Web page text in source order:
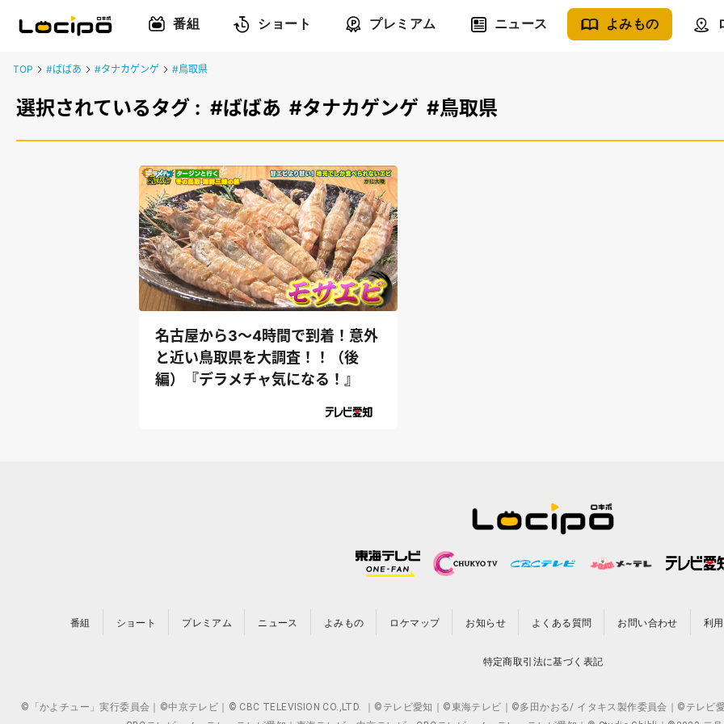
番組 ショート プレミアム ニュース よみもの
TOP #ばばあ #タナカゲンゲ #鳥取県
選択されているタグ : #ばばあ #タナカゲンゲ #鳥取県
名古屋から3～4時間で到着！意外
と近い鳥取県を大調査！！（後
編）『デラメチャ気になる！』
番組 ショート プレミアム ニュース よみもの ロケマップ お知らせ よくある質問 お問い合わせ 利
特定商取引法に基づく表記
©「かよチュー」実行委員会｜©中京テレビ｜© CBC TELEVISION CO.,LTD. ｜©テレビ愛知｜©東海テレビ｜©多田かおる/ イタキス製作委員会｜©テレビ